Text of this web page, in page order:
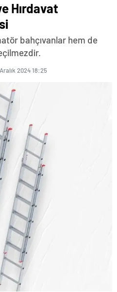
Hırdavat
bahçıvanlar hem de
2024 18:25